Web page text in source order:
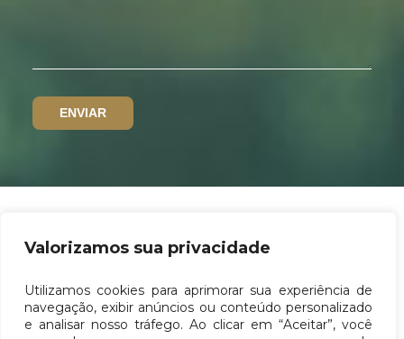
Valorizamos sua privacidade
Utilizamos cookies para aprimorar sua experiência de
navegação, exibir anúncios ou conteúdo personalizado
e analisar nosso tráfego. Ao clicar em “Aceitar”, você
Política de privacidade
Canal de denúncias
Termos de uso